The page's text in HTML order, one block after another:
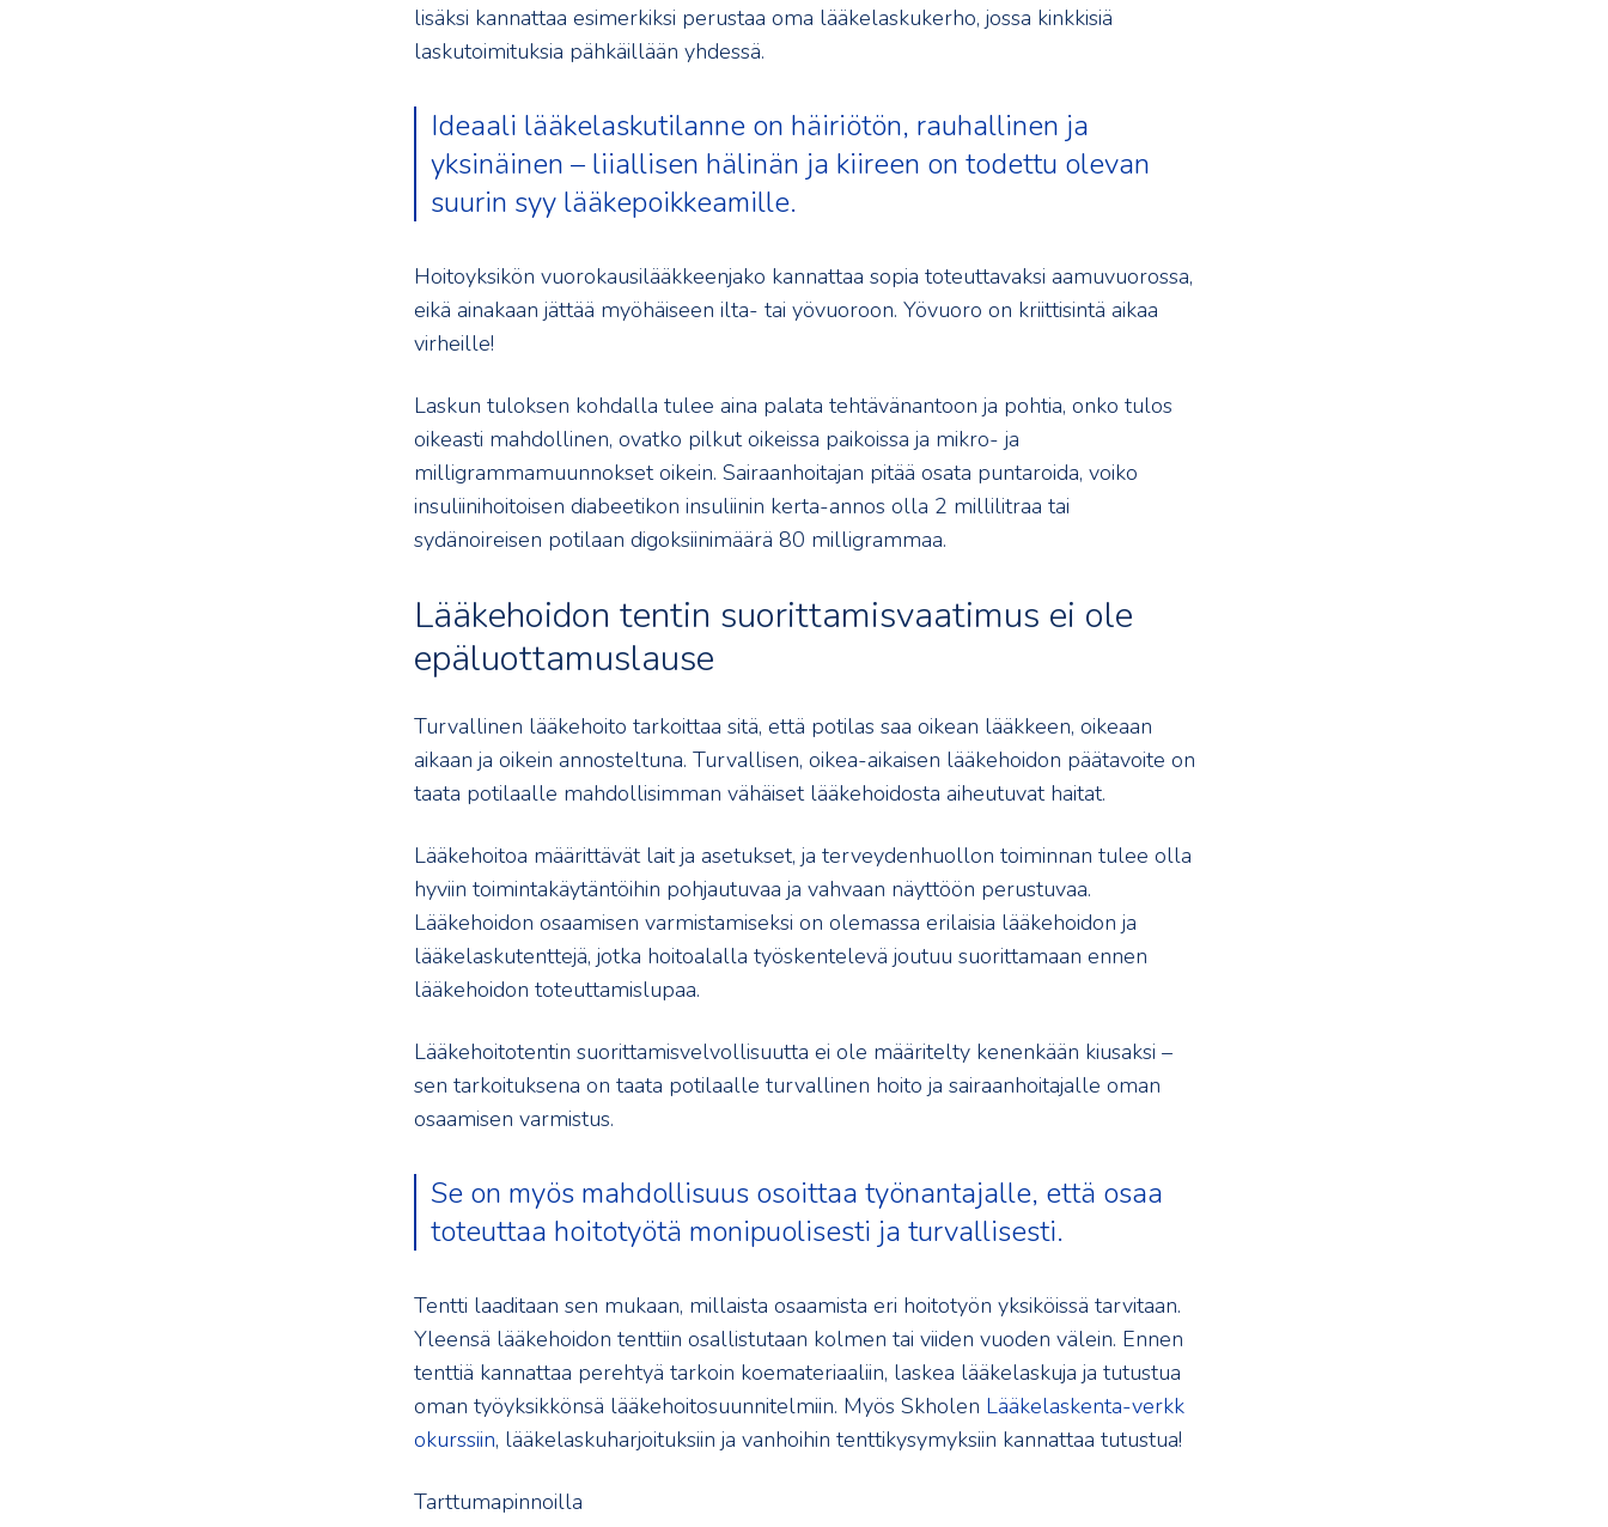
lisäksi kannattaa esimerkiksi perustaa oma lääkelaskukerho, jossa kinkkisiä
laskutoimituksia pähkäillään yhdessä.
Ideaali lääkelaskutilanne on häiriötön, rauhallinen ja
yksinäinen – liiallisen hälinän ja kiireen on todettu olevan
suurin syy lääkepoikkeamille.
Hoitoyksikön vuorokausilääkkeenjako kannattaa sopia toteuttavaksi aamuvuorossa,
eikä ainakaan jättää myöhäiseen ilta- tai yövuoroon. Yövuoro on kriittisintä aikaa
virheille!
Laskun tuloksen kohdalla tulee aina palata tehtävänantoon ja pohtia, onko tulos
oikeasti mahdollinen, ovatko pilkut oikeissa paikoissa ja mikro- ja
milligrammamuunnokset oikein. Sairaanhoitajan pitää osata puntaroida, voiko
insuliinihoitoisen diabeetikon insuliinin kerta-annos olla 2 millilitraa tai
sydänoireisen potilaan digoksiinimäärä 80 milligrammaa.
Lääkehoidon tentin suorittamisvaatimus ei ole
epäluottamuslause
Turvallinen lääkehoito tarkoittaa sitä, että potilas saa oikean lääkkeen, oikeaan
aikaan ja oikein annosteltuna. Turvallisen, oikea-aikaisen lääkehoidon päätavoite on
taata potilaalle mahdollisimman vähäiset lääkehoidosta aiheutuvat haitat.
Lääkehoitoa määrittävät lait ja asetukset, ja terveydenhuollon toiminnan tulee olla
hyviin toimintakäytäntöihin pohjautuvaa ja vahvaan näyttöön perustuvaa.
Lääkehoidon osaamisen varmistamiseksi on olemassa erilaisia lääkehoidon ja
lääkelaskutenttejä, jotka hoitoalalla työskentelevä joutuu suorittamaan ennen
lääkehoidon toteuttamislupaa.
Lääkehoitotentin suorittamisvelvollisuutta ei ole määritelty kenenkään kiusaksi –
sen tarkoituksena on taata potilaalle turvallinen hoito ja sairaanhoitajalle oman
osaamisen varmistus.
Se on myös mahdollisuus osoittaa työnantajalle, että osaa
toteuttaa hoitotyötä monipuolisesti ja turvallisesti.
Tentti laaditaan sen mukaan, millaista osaamista eri hoitotyön yksiköissä tarvitaan.
Yleensä lääkehoidon tenttiin osallistutaan kolmen tai viiden vuoden välein. Ennen
tenttiä kannattaa perehtyä tarkoin koemateriaaliin, laskea lääkelaskuja ja tutustua
oman työyksikkönsä lääkehoitosuunnitelmiin. Myös Skholen Lääkelaskenta-verkk
okurssiin, lääkelaskuharjoituksiin ja vanhoihin tenttikysymyksiin kannattaa tutustua!
Tarttumapinnoilla